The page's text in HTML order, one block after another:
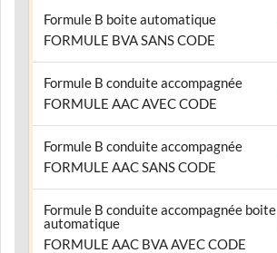
Formule B boite automatique
FORMULE BVA SANS CODE
Formule B conduite accompagnée
FORMULE AAC AVEC CODE
Formule B conduite accompagnée
FORMULE AAC SANS CODE
Formule B conduite accompagnée boite
automatique
FORMULE AAC BVA AVEC CODE